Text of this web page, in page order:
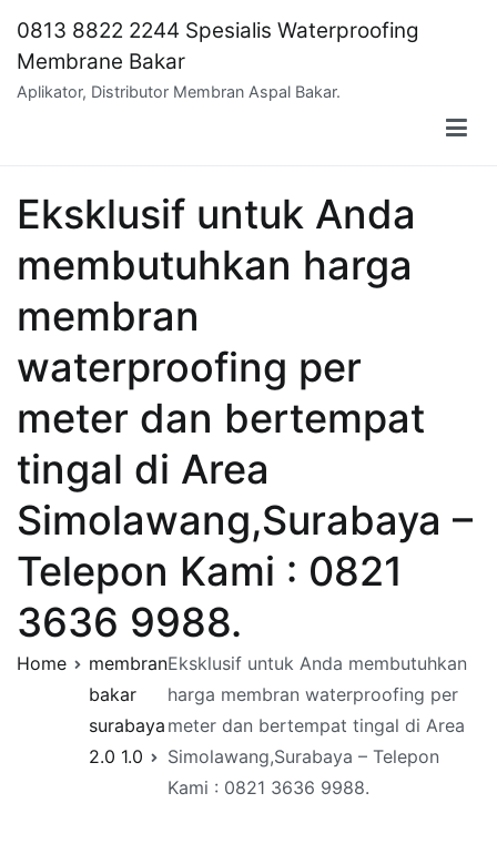
content
0813 8822 2244 Spesialis Waterproofing
Membrane Bakar
Aplikator, Distributor Membran Aspal Bakar.
Eksklusif untuk Anda
membutuhkan harga
membran
waterproofing per
meter dan bertempat
tingal di Area
Simolawang,Surabaya –
Telepon Kami : 0821
3636 9988.
Home
membran
bakar
surabaya
2.0 1.0
Eksklusif untuk Anda membutuhkan
harga membran waterproofing per
meter dan bertempat tingal di Area
Simolawang,Surabaya – Telepon
Kami : 0821 3636 9988.